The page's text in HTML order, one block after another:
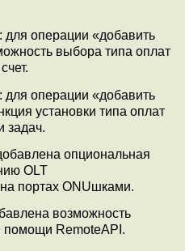
операции «добавить
выбора типа оплат
операции «добавить
установки типа оплат
задач.
опциональная
OLT
портах ONUшками.
возможность
RemoteAPI.